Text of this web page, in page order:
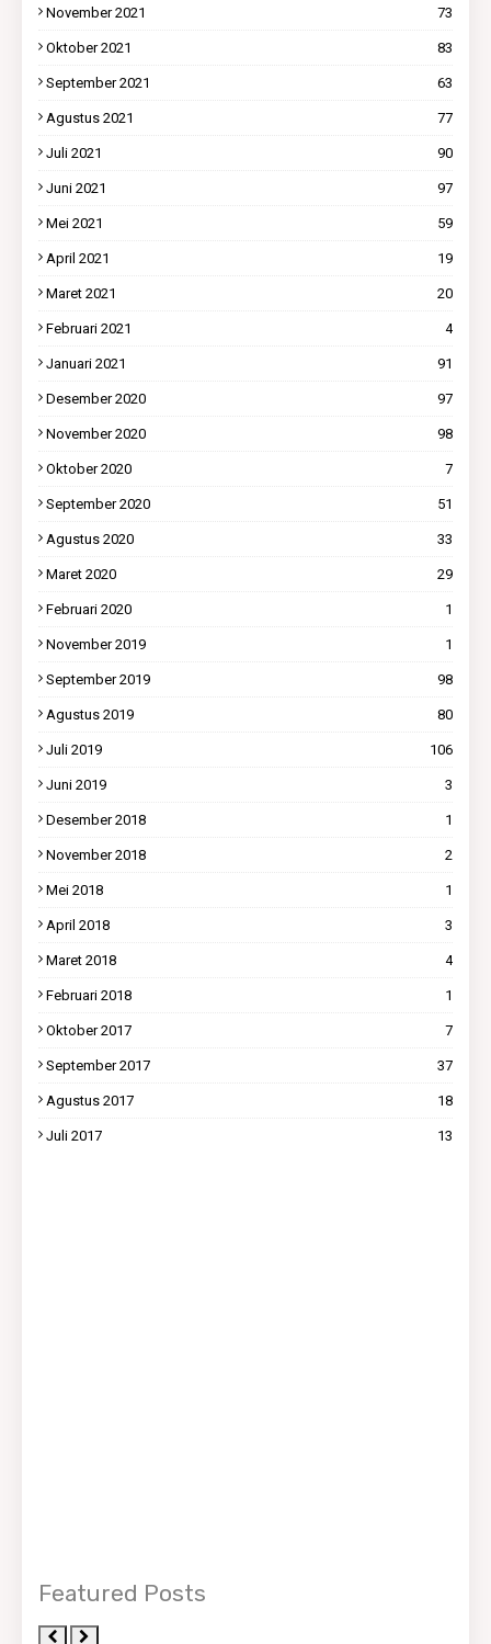
November 2021 73
Oktober 2021 83
September 2021 63
Agustus 2021 77
Juli 2021 90
Juni 2021 97
Mei 2021 59
April 2021 19
Maret 2021 20
Februari 2021 4
Januari 2021 91
Desember 2020 97
November 2020 98
Oktober 2020 7
September 2020 51
Agustus 2020 33
Maret 2020 29
Februari 2020 1
November 2019 1
September 2019 98
Agustus 2019 80
Juli 2019 106
Juni 2019 3
Desember 2018 1
November 2018 2
Mei 2018 1
April 2018 3
Maret 2018 4
Februari 2018 1
Oktober 2017 7
September 2017 37
Agustus 2017 18
Juli 2017 13
Featured Posts